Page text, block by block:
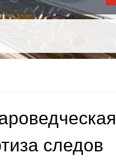
следов